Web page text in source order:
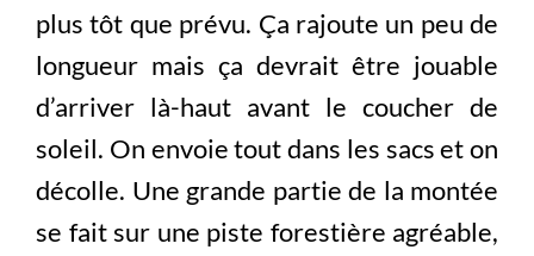
plus tôt que prévu. Ça rajoute un peu de
longueur mais ça devrait être jouable
d’arriver là-haut avant le coucher de
soleil. On envoie tout dans les sacs et on
décolle. Une grande partie de la montée
se fait sur une piste forestière agréable,